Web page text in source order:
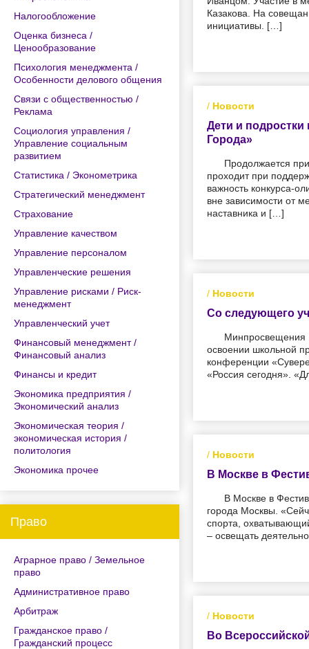
Налогообложение
Оценка бизнеса /
Ценообразование
Психология менеджмента /
Особенности делового общения
Связи с общественностью /
Реклама
Социология управления /
Управление социальным
развитием
Статистика / Эконометрика
Стратегический менеджмент
Страхование
Управление качеством
Управление персоналом
Управленческие решения
Управление рисками / Риск-
менеджмент
Управленческий учет
Финансовый менеджмент /
Финансовый анализ
Финансы и кредит
Экономика предприятия /
Экономический анализ
Экономическая теория /
экономическая история /
политология
Экономика прочее
Право
Аграрное право / Земельное
право
Административное право
Арбитраж
Гражданское право /
Гражданский процесс
Казакова. На
инициативы. […]
/ Новости
Дети и подростки
Города»
Продолжается
проходит при
важность конкурса-
вне зависимости от
наставника и […]
/ Новости
Со следующего
Минпросвещения
освоении школьной
конференции
«Россия сегодня».
/ Новости
В Москве в
В Москве в
города Москвы.
спорта,
– освещать
/ Новости
Во